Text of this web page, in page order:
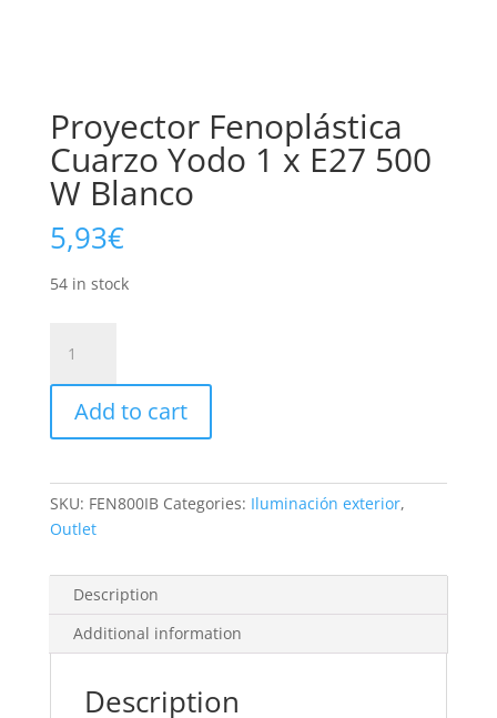
Proyector Fenoplástica
Cuarzo Yodo 1 x E27 500
W Blanco
5,93€
54 in stock
Fenoplástica
Cuarzo
Yodo
1
E27
500
W
quantity
Add to cart
SKU: FEN800IB Categories: Iluminación exterior,
Outlet
Description
Additional information
Description